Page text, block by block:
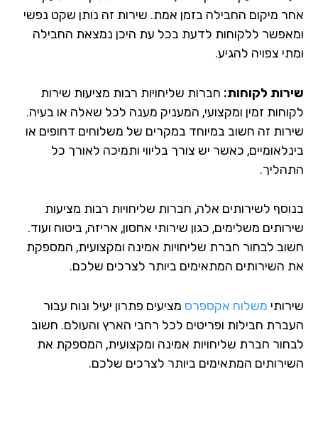
מיקום החבילה בזמן אמת. שירות זה נותן שקט נפשי
ללקוחות לדעת בכל עת היכן נמצאת החבילה
צפויה להגיע.
לקוחות:חברות שליחויות רבות מציעות שירות
זמין ומקצועי, המעניק מענה לכל שאלה או בעיה.
זה חשוב במיוחד במקרים של משלוחים דחופים או
כאשר יש צורך בליווי ותמיכה לאורך כל
לשירותים אלה, חברות שליחויות רבות מציעות
משלימים, כגון שירותי אחסון, אריזה, ביטוח ועוד.
לבחור חברת שליחויות אמינה ומקצועית, המספקת
השירותים המתאימים ביותר לצרכים שלכם.
משלוח אקספרסמציעים פתרון יעיל ונוח עבור
חבילות ופריטים לכל רחבי הארץ והעולם. חשוב
חברת שליחויות אמינה ומקצועית, המספקת את
המתאימים ביותר לצרכים שלכם.